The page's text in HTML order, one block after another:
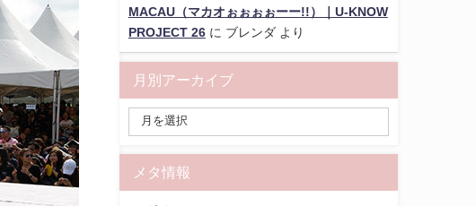
MACAU（マカオぉぉぉぉーー!!）｜U-KNOW
PROJECT 26に ブレンダより
月別アーカイブ
メタ情報